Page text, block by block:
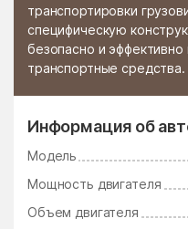
транспортировки
специфическую
безопасно и
транспортные средства.
Информация об
Модель
Мощность двигателя
Объем двигателя